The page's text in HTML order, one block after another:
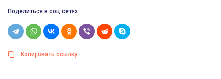
Поделиться в соц сетях
Копировать ссылку